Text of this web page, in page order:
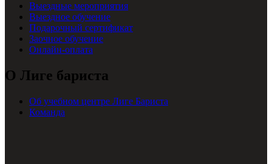
Выездные мероприятия
Выездное обучение
Подарочный сертификат
Заочное обучение
Онлайн-оплата
О Лиге бариста
Об учебном центре Лиге Бариста
Команда